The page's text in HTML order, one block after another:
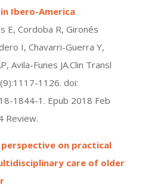
Ibero-America
E, Cordoba R, Gironés
I, Chavarri-Guerra Y,
Avila-Funes JA.Clin Transl
1126. doi:
1844-1. Epub 2018 Feb
Review.
perspective on practical
care of older